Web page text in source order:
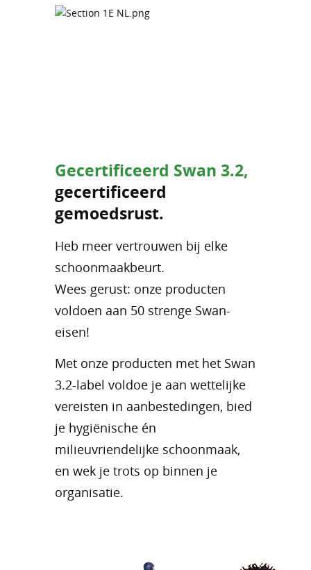
Gecertificeerd Swan 3.2,
gecertificeerd
gemoedsrust.
Heb meer vertrouwen bij elke
schoonmaakbeurt.
Wees gerust: onze producten
voldoen aan 50 strenge Swan-
eisen!
Met onze producten met het Swan
3.2-label voldoe je aan wettelijke
vereisten in aanbestedingen, bied
je hygiënische én
milieuvriendelijke schoonmaak,
en wek je trots op binnen je
organisatie.